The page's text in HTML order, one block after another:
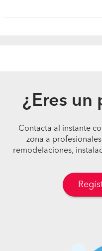
¿Eres un
Contacta al instante
zona a
remodelaciones,